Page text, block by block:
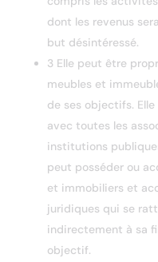
dont les revenus
but désintéressé.
3 Elle peut être
meubles et
de ses objectifs.
avec toutes les
institutions
peut posséder ou
et immobiliers et
juridiques qui se
indirectement à sa
objectif.